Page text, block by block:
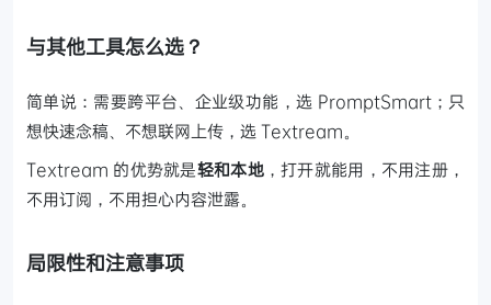
与其他工具怎么选？
简单说：需要跨平台、企业级功能，选 PromptSmart；只
想快速念稿、不想联网上传，选 Textream。
Textream 的优势就是轻和本地，打开就能用，不用注册，
不用订阅，不用担心内容泄露。
局限性和注意事项